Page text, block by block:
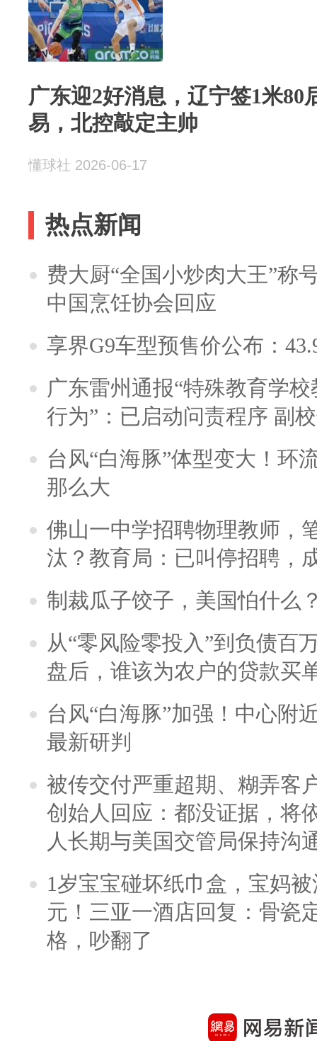
广东迎2好消息，辽宁签1米80
易，北控敲定主帅
懂球社 2026-06-17
热点新闻
费大厨“全国小炒肉大王”称
中国烹饪协会回应
享界G9车型预售价公布：
广东雷州通报“特殊教育学
行为”：已启动问责程序 副
台风“白海豚”体型变大！环
那么大
佛山一中学招聘物理教师，
汰？教育局：已叫停招聘，
制裁瓜子饺子，美国怕什么
从“零风险零投入”到负债百
盘后，谁该为农户的贷款买
台风“白海豚”加强！中心附
最新研判
被传交付严重超期、糊弄客
创始人回应：都没证据，将
人长期与美国交管局保持沟
1岁宝宝碰坏纸巾盒，宝妈
元！三亚一酒店回复：骨瓷
格，吵翻了